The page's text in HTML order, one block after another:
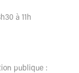
à 11h
publique :